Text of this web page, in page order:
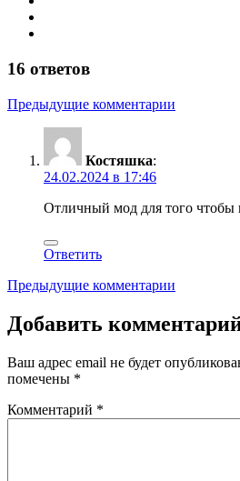
16 ответов
Навигация
комментариям
Предыдущие комментарии
Костяшка:
24.02.2024 в 17:46
Отличный мод для того чтобы
Ответить
Навигация
по
комментариям
Предыдущие комментарии
Добавить
Ваш адрес email не будет
помечены *
Комментарий *